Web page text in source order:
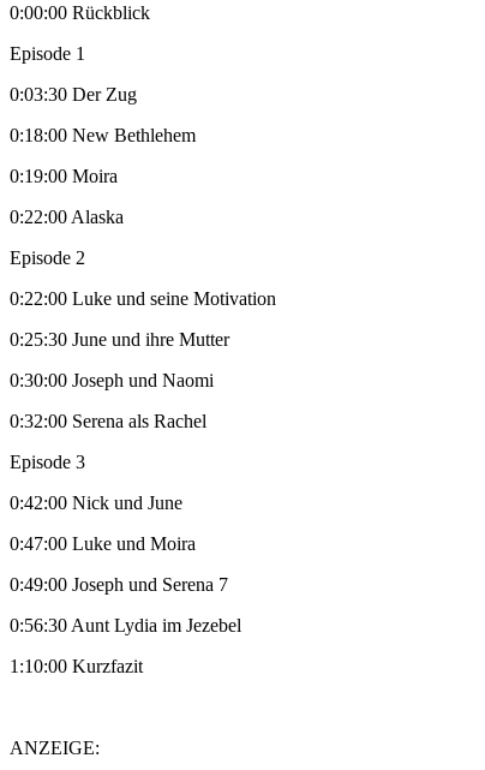
0:00:00 Rückblick
Episode 1
0:03:30 Der Zug
0:18:00 New Bethlehem
0:19:00 Moira
0:22:00 Alaska
Episode 2
0:22:00 Luke und seine Motivation
0:25:30 June und ihre Mutter
0:30:00 Joseph und Naomi
0:32:00 Serena als Rachel
Episode 3
0:42:00 Nick und June
0:47:00 Luke und Moira
0:49:00 Joseph und Serena 7
0:56:30 Aunt Lydia im Jezebel
1:10:00 Kurzfazit
ANZEIGE: